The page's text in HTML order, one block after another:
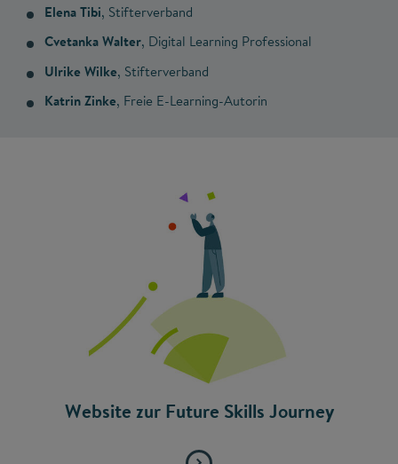
Elena Tibi, Stifterverband
Cvetanka Walter, Digital Learning Professional
Ulrike Wilke, Stifterverband
Katrin Zinke, Freie E-Learning-Autorin
Website zur Future Skills Journey